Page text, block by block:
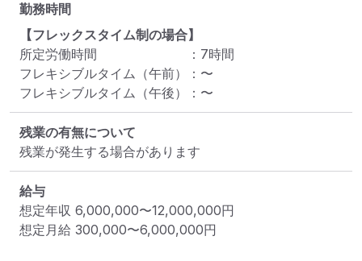
勤務時間
【フレックスタイム制の場合】
所定労働時間
： 7時間
フレキシブルタイム（午前）
： 〜
フレキシブルタイム（午後）
： 〜
残業の有無について
残業が発生する場合があります
給与
想定年収 6,000,000〜12,000,000円
想定月給 300,000〜6,000,000円